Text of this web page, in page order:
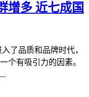
增多 近七成国
了品质和品牌时代，
个有吸引力的因素。